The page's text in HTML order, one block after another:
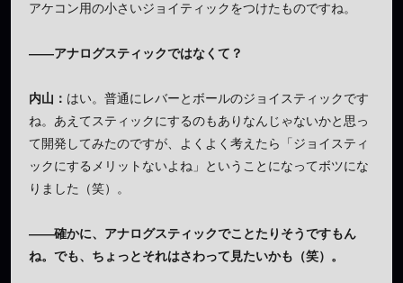
アケコン用の小さいジョイティックをつけたものですね。
——アナログスティックではなくて？
内山： はい。普通にレバーとボールのジョイスティックです
ね。あえてスティックにするのもありなんじゃないかと思っ
て開発してみたのですが、よくよく考えたら「ジョイスティ
ックにするメリットないよね」ということになってボツにな
りました（笑）。
——確かに、アナログスティックでことたりそうですもん
ね。でも、ちょっとそれはさわって見たいかも（笑）。